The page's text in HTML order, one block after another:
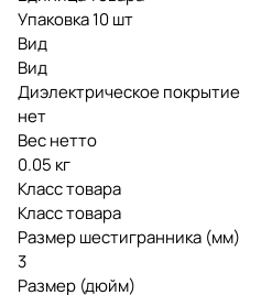
Упаковка 10 шт
Вид
Вид
Диэлектрическое покрытие
нет
Вес нетто
0.05 кг
Класс товара
Класс товара
Размер шестигранника (мм)
3
Размер (дюйм)